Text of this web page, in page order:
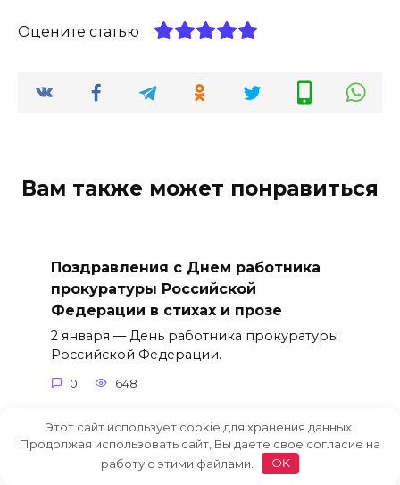
Оцените статью
Вам также может понравиться
Поздравления с Днем работника
прокуратуры Российской
Федерации в стихах и прозе
2 января — День работника прокуратуры
Российской Федерации.
0 648
Поздравления с Всемирным Днем
Этот сайт использует cookie для хранения данных.
Продолжая использовать сайт, Вы даете свое согласие на
работу с этими файлами.
OK